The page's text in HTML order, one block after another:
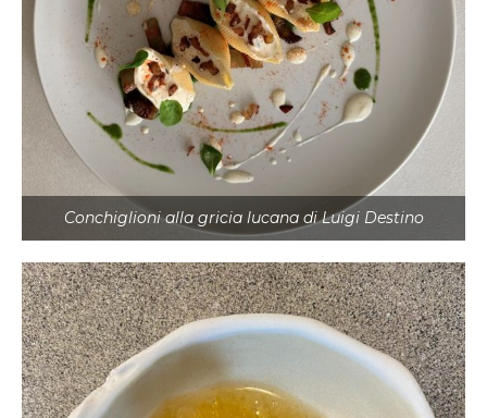
Conchiglioni alla gricia lucana di Luigi Destino